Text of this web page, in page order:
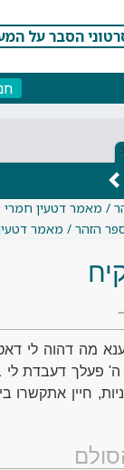
הסבר על
/ מאמר דטעין חמרי
הזהר / מאמר
מה דהוה לי
פעלך דעבדת לי
חיין אתקשרו